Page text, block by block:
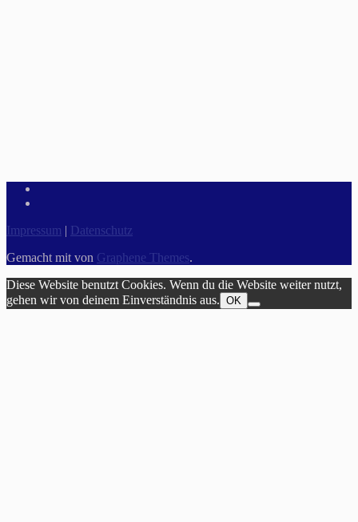
Impressum | Datenschutz
Gemacht mit von Graphene Themes.
Diese Website benutzt Cookies. Wenn du die Website weiter nutzt,
gehen wir von deinem Einverständnis aus. OK